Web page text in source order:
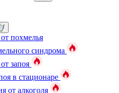
похмелья
синдрома
запоя
в стационаре
от алкоголя